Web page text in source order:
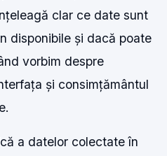
clar ce date sunt
disponibile și dacă poate
vorbim despre
și consimțământul
a datelor colectate în